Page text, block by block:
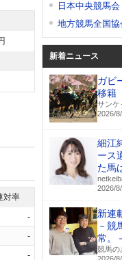
対率
-
-
-
日本中央競馬会
地方競馬全国協
新着ニュース
ガビ
移籍
サンケ
2026/
細江
ース
た馬
2026/
新連
－競
常。
競馬の